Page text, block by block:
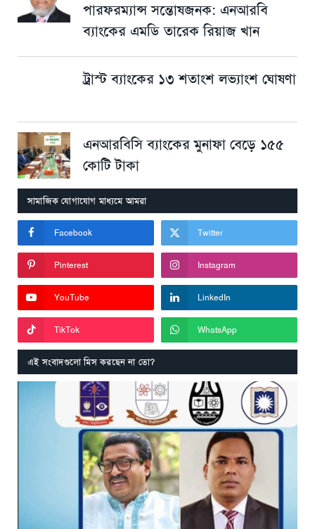
পারফরম্যান্স সন্তোষজনক: এনআরবি
ব্যাংকের এমডি তারেক রিয়াজ খান
ট্রাস্ট ব্যাংকের ১৩ শতাংশ লভ্যাংশ ঘোষণা
এনআরবিসি ব্যাংকের মুনাফা বেড়ে ১৫৫
কোটি টাকা
সামাজিক যোগাযোগ মাধ্যমে আমরা
Facebook Twitter
Pinterest Instagram
YouTube LinkedIn
TikTok WhatsApp
এই সংবাদগুলো মিস করছেন না তো?